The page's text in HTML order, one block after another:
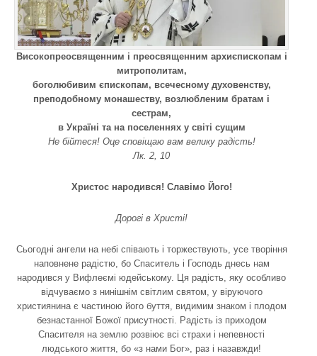
Високопреосвященним і преосвященним архиєпископам і
митрополитам,
боголюбивим єпископам, всечесному духовенству,
преподобному монашеству, возлюбленим братам і
сестрам,
в Україні та на поселеннях у світі сущим
Не бійтеся! Оце сповіщаю вам велику радість!
Лк. 2, 10
Христос народився! Славімо Його!
Дорогі в Христі!
Сьогодні ангели на небі співають і торжествують, усе творіння
наповнене радістю, бо Спаситель і Господь днесь нам
народився у Вифлеємі юдейському. Ця радість, яку особливо
відчуваємо з нинішнім світлим святом, у віруючого
християнина є частиною його буття, видимим знаком і плодом
безнастанної Божої присутності. Радість із приходом
Спасителя на землю розвіює всі страхи і непевності
людського життя, бо «з нами Бог», раз і назавжди!